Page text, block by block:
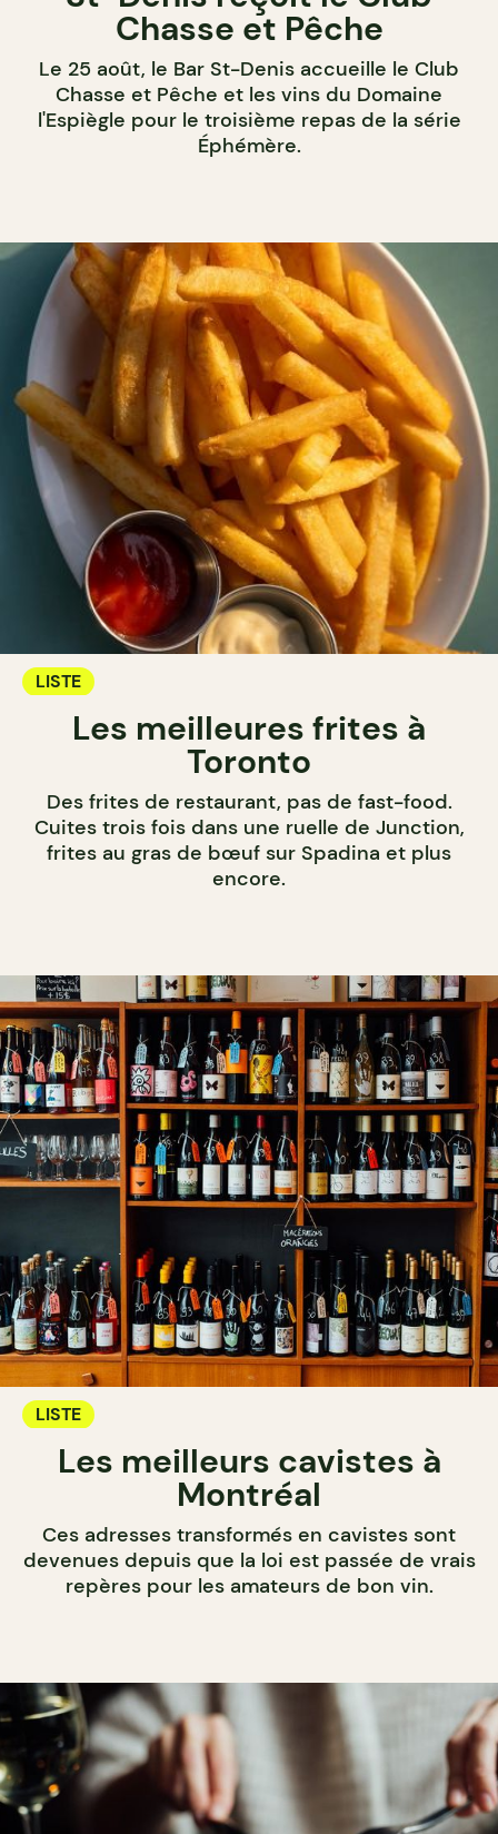
Chasse et Pêche
Le 25 août, le Bar St-Denis accueille le Club
Chasse et Pêche et les vins du Domaine
l'Espiègle pour le troisième repas de la série
Éphémère.
LISTE
Les meilleures frites à
Toronto
Des frites de restaurant, pas de fast-food.
Cuites trois fois dans une ruelle de Junction,
frites au gras de bœuf sur Spadina et plus
encore.
LISTE
Les meilleurs cavistes à
Montréal
Ces adresses transformés en cavistes sont
devenues depuis que la loi est passée de vrais
repères pour les amateurs de bon vin.